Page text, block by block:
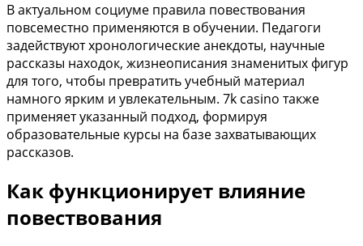
В актуальном социуме правила повествования
повсеместно применяются в обучении. Педагоги
задействуют хронологические анекдоты, научные
рассказы находок, жизнеописания знаменитых фигур
для того, чтобы превратить учебный материал
намного ярким и увлекательным. 7k casino также
применяет указанный подход, формируя
образовательные курсы на базе захватывающих
рассказов.
Как функционирует влияние
повествования